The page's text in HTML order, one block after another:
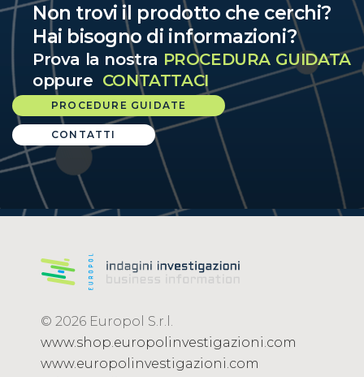
Non trovi il prodotto che cerchi?
Hai bisogno di informazioni?
Prova la nostra PROCEDURA GUIDATA
oppure CONTATTACI
PROCEDURE GUIDATE
CONTATTI
© 2026 Europol S.r.l.
www.shop.europolinvestigazioni.com
www.europolinvestigazioni.com